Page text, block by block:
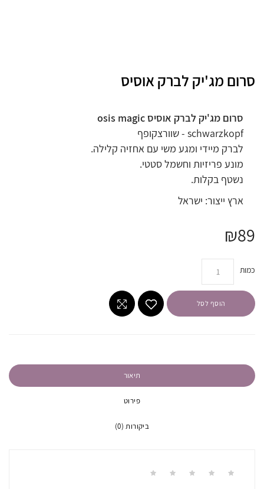
סרום מג'יק לברק אוסיס
סרום מג'יק לברק אוסיס osis magic
schwarzkopf - שוורצקופף
לברק מיידי ומגע משי עם אחזיה קלילה.
מונע פריזיות וחשמל סטטי.
נשטף בקלות.
ארץ ייצור: ישראל
₪89
כמות
הוסף לסל
תיאור
פירוט
ביקורות (0)